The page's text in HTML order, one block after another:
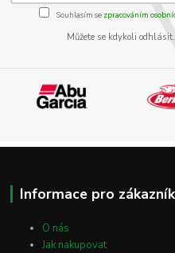
Souhlasím se zpracováním
Můžete se kdykoli
Informace pro
O nás
Jak nakupovat